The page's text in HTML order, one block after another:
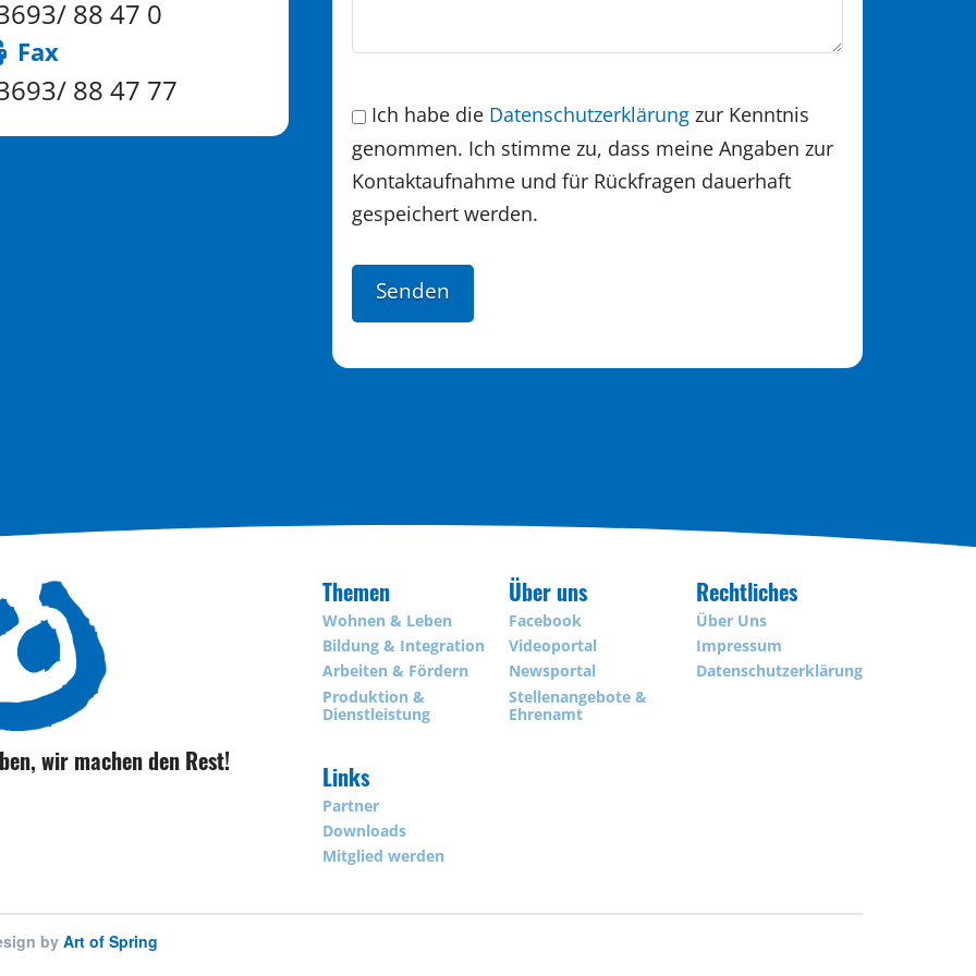
88 47 0
Fax
88 47 77
Ich habe die Datenschutzerklärungzur Kenntnis
genommen. Ich stimme zu, dass meine Angaben zur
Kontaktaufnahme und für Rückfragen dauerhaft
gespeichert werden.
wir machen den Rest!
Themen
Wohnen & Leben
Bildung & Integration
Arbeiten & Fördern
Produktion &
Dienstleistung
Über uns
Facebook
Videoportal
Newsportal
Stellenangebote &
Ehrenamt
Rechtliches
Über Uns
Impressum
Datenschutzerklärung
Links
Partner
Downloads
Mitglied werden
byArt of Spring